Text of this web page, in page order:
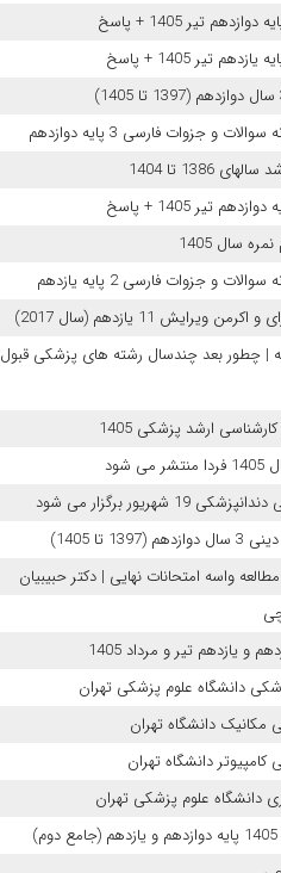
و جزوات فارسی 3 پایه دوازدهم
تا 1404
سال 1405
و جزوات فارسی 2 پایه یازدهم
11 یازدهم (سال 2017)
| چطور بعد چندسال رشته‌ های پزشکی قبول
ارشد پزشکی 1405
برگزار می شود
1405)
واسه امتحانات نهایی | دکتر حبیبیان
و یازدهم تیر و مرداد 1405
دانشگاه علوم پزشکی تهران
مکانیک دانشگاه تهران
کامپیوتر دانشگاه تهران
دانشگاه علوم پزشکی تهران